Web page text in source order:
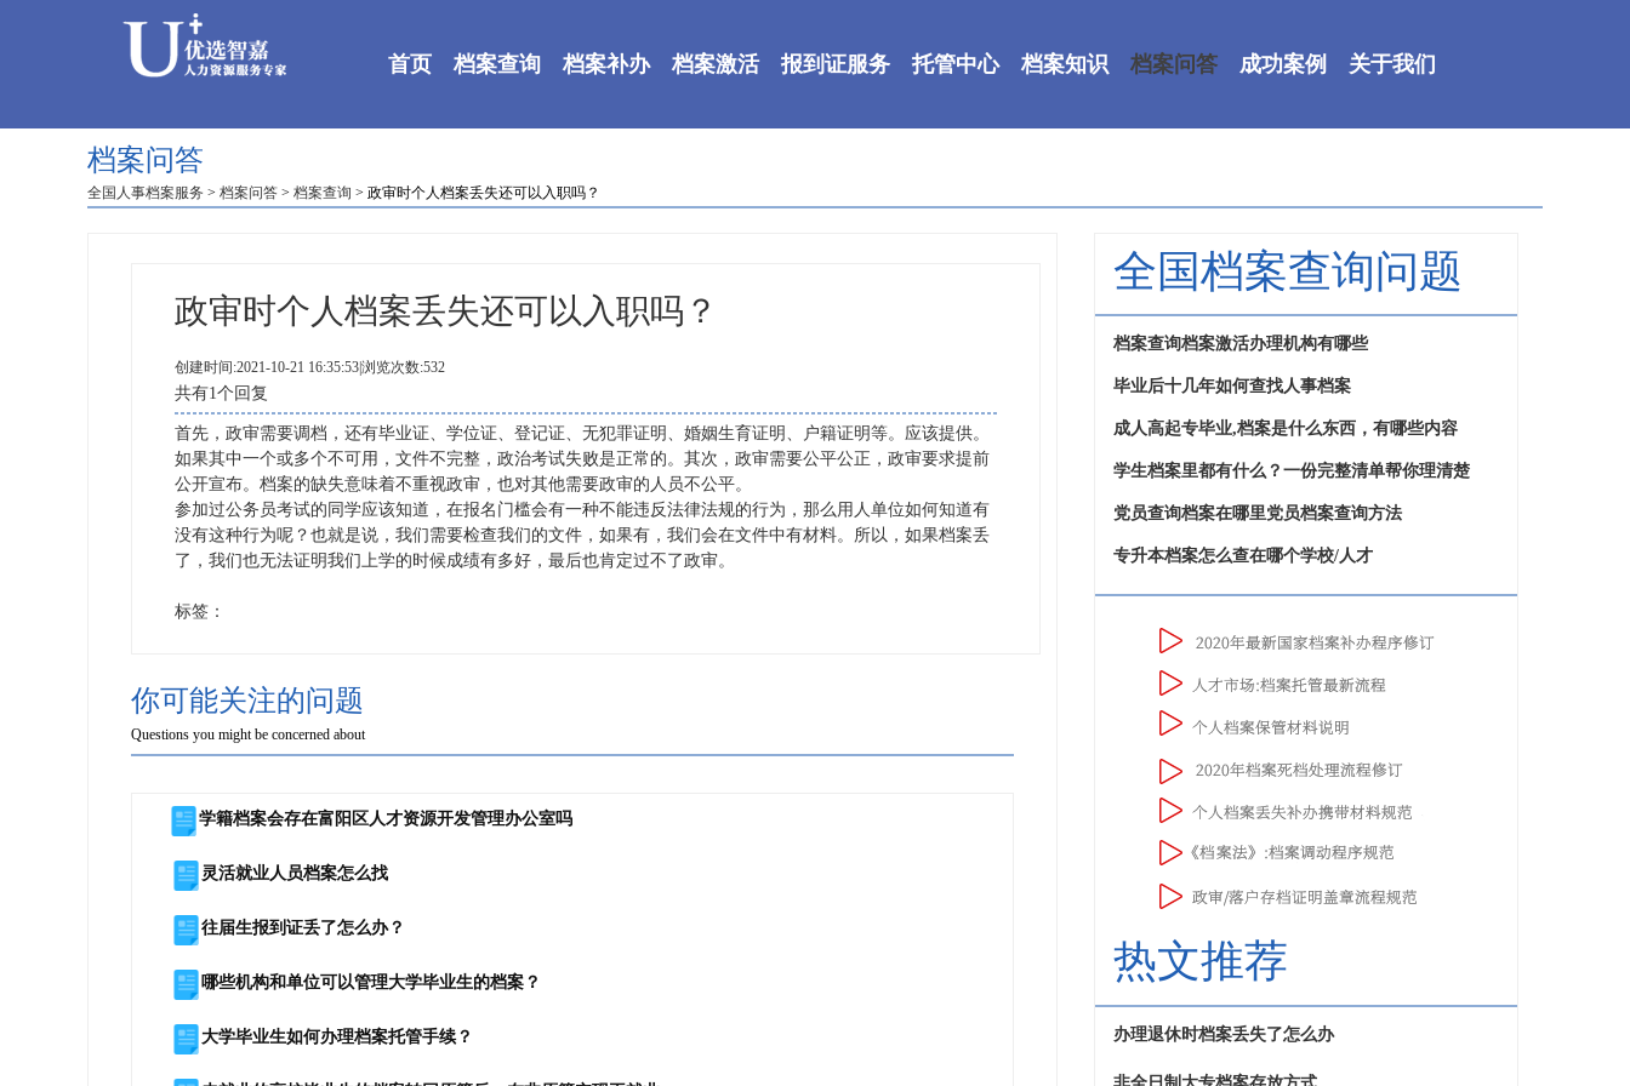
首页 档案查询 档案补办 档案激活 报到证服务 托管中心 档案知识 档案问答 成功案例 关于我们
档案问答
全国人事档案服务 > 档案问答 > 档案查询 > 政审时个人档案丢失还可以入职吗？
政审时个人档案丢失还可以入职吗？
创建时间:2021-10-21 16:35:53|浏览次数:532
共有1个回复
首先，政审需要调档，还有毕业证、学位证、登记证、无犯罪证明、婚姻生育证明、户籍证明等。应该提供。
如果其中一个或多个不可用，文件不完整，政治考试失败是正常的。其次，政审需要公平公正，政审要求提前
公开宣布。档案的缺失意味着不重视政审，也对其他需要政审的人员不公平。
参加过公务员考试的同学应该知道，在报名门槛会有一种不能违反法律法规的行为，那么用人单位如何知道有
没有这种行为呢？也就是说，我们需要检查我们的文件，如果有，我们会在文件中有材料。所以，如果档案丢
了，我们也无法证明我们上学的时候成绩有多好，最后也肯定过不了政审。
标签：
你可能关注的问题
Questions you might be concerned about
学籍档案会存在富阳区人才资源开发管理办公室吗
灵活就业人员档案怎么找
往届生报到证丢了怎么办？
哪些机构和单位可以管理大学毕业生的档案？
大学毕业生如何办理档案托管手续？
全国档案查询问题
档案查询档案激活办理机构有哪些
毕业后十几年如何查找人事档案
成人高起专毕业,档案是什么东西，有哪些内容
学生档案里都有什么？一份完整清单帮你理清楚
党员查询档案在哪里党员档案查询方法
专升本档案怎么查在哪个学校/人才
热文推荐
办理退休时档案丢失了怎么办